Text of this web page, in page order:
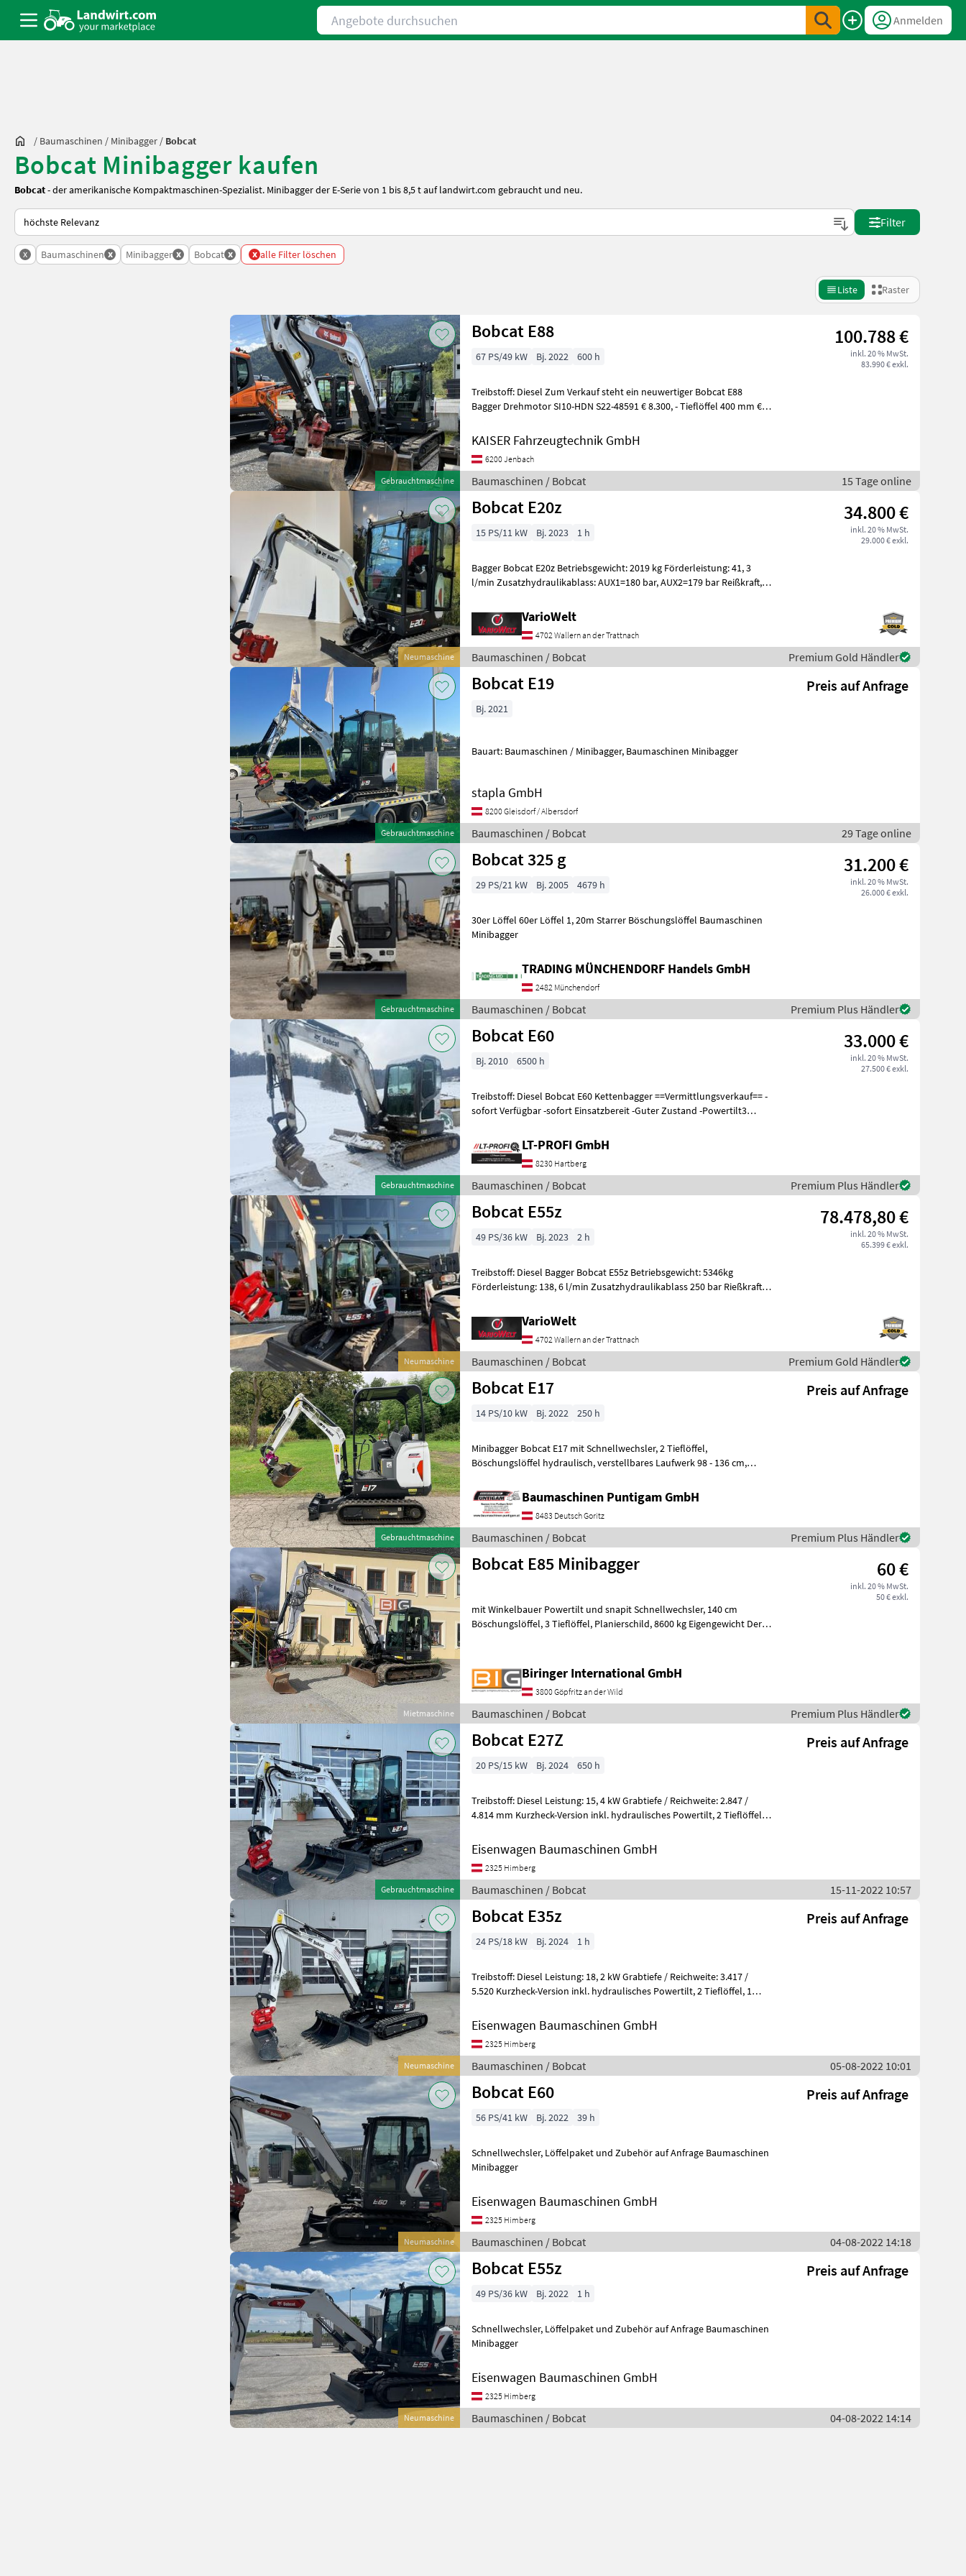
Angebote durchsuchen
Anmelden
/ Baumaschinen / Minibagger / Bobcat
Bobcat Minibagger kaufen
Bobcat- der amerikanische Kompaktmaschinen-Spezialist. Minibaggerder E-Serie von 1 bis 8,5 t auflandwirt.com gebraucht und neu.
So wird auf Landwirt.com sortiert
Filter
x Baumaschinen x Minibagger x Bobcat x x alle Filter löschen
Liste Raster
Gebrauchtmaschine
Bobcat E88 100.788 €
inkl. 20 % MwSt.
83.990 € exkl.
67 PS/49 kW Bj. 2022 600 h
Treibstoff: Diesel Zum Verkauf steht ein neuwertiger Bobcat E88
Bagger Drehmotor SI10-HDN S22-48591 € 8.300, - Tieflöffel 400 mm €
KAISER Fahrzeugtechnik GmbH
6200 Jenbach
Baumaschinen / Bobcat 15 Tage online
Neumaschine
Bobcat E20z 34.800 €
inkl. 20 % MwSt.
29.000 € exkl.
15 PS/11 kW Bj. 2023 1 h
Bagger Bobcat E20z Betriebsgewicht: 2019 kg Förderleistung: 41, 3
l/min Zusatzhydraulikablass: AUX1=180 bar, AUX2=179 bar Reißkraft,
VarioWelt
4702 Wallern an der Trattnach
Baumaschinen / Bobcat Premium Gold Händler
Gebrauchtmaschine
Bobcat E19 Preis auf Anfrage
Bj. 2021
Bauart: Baumaschinen / Minibagger, Baumaschinen Minibagger
stapla GmbH
8200 Gleisdorf / Albersdorf
Baumaschinen / Bobcat 29 Tage online
Gebrauchtmaschine
Bobcat 325 g 31.200 €
inkl. 20 % MwSt.
26.000 € exkl.
29 PS/21 kW Bj. 2005 4679 h
30er Löffel 60er Löffel 1, 20m Starrer Böschungslöffel Baumaschinen
Minibagger
TRADING MÜNCHENDORF Handels GmbH
2482 Münchendorf
Baumaschinen / Bobcat Premium Plus Händler
Gebrauchtmaschine
Bobcat E60 33.000 €
inkl. 20 % MwSt.
27.500 € exkl.
Bj. 2010 6500 h
Treibstoff: Diesel Bobcat E60 Kettenbagger ==Vermittlungsverkauf== -
sofort Verfügbar -sofort Einsatzbereit -Guter Zustand -Powertilt3
LT-PROFI GmbH
8230 Hartberg
Baumaschinen / Bobcat Premium Plus Händler
Neumaschine
Bobcat E55z 78.478,80 €
inkl. 20 % MwSt.
65.399 € exkl.
49 PS/36 kW Bj. 2023 2 h
Treibstoff: Diesel Bagger Bobcat E55z Betriebsgewicht: 5346kg
Förderleistung: 138, 6 l/min Zusatzhydraulikablass 250 bar Rießkraft,
VarioWelt
4702 Wallern an der Trattnach
Baumaschinen / Bobcat Premium Gold Händler
Gebrauchtmaschine
Bobcat E17 Preis auf Anfrage
14 PS/10 kW Bj. 2022 250 h
Minibagger Bobcat E17 mit Schnellwechsler, 2 Tieflöffel,
Böschungslöffel hydraulisch, verstellbares Laufwerk 98 - 136 cm,
Baumaschinen Puntigam GmbH
8483 Deutsch Goritz
Baumaschinen / Bobcat Premium Plus Händler
Mietmaschine
Bobcat E85 Minibagger 60 €
inkl. 20 % MwSt.
50 € exkl.
mit Winkelbauer Powertilt und snapit Schnellwechsler, 140 cm
Böschungslöffel, 3 Tieflöffel, Planierschild, 8600 kg Eigengewicht Der
Biringer International GmbH
3800 Göpfritz an der Wild
Baumaschinen / Bobcat Premium Plus Händler
Gebrauchtmaschine
Bobcat E27Z Preis auf Anfrage
20 PS/15 kW Bj. 2024 650 h
Treibstoff: Diesel Leistung: 15, 4 kW Grabtiefe / Reichweite: 2.847 /
4.814 mm Kurzheck-Version inkl. hydraulisches Powertilt, 2 Tieflöffel, 1
Eisenwagen Baumaschinen GmbH
2325 Himberg
Baumaschinen / Bobcat 15-11-2022 10:57
Neumaschine
Bobcat E35z Preis auf Anfrage
24 PS/18 kW Bj. 2024 1 h
Treibstoff: Diesel Leistung: 18, 2 kW Grabtiefe / Reichweite: 3.417 /
5.520 Kurzheck-Version inkl. hydraulisches Powertilt, 2 Tieflöffel, 1
Eisenwagen Baumaschinen GmbH
2325 Himberg
Baumaschinen / Bobcat 05-08-2022 10:01
Neumaschine
Bobcat E60 Preis auf Anfrage
56 PS/41 kW Bj. 2022 39 h
Schnellwechsler, Löffelpaket und Zubehör auf Anfrage Baumaschinen
Minibagger
Eisenwagen Baumaschinen GmbH
2325 Himberg
Baumaschinen / Bobcat 04-08-2022 14:18
Neumaschine
Bobcat E55z Preis auf Anfrage
49 PS/36 kW Bj. 2022 1 h
Schnellwechsler, Löffelpaket und Zubehör auf Anfrage Baumaschinen
Minibagger
Eisenwagen Baumaschinen GmbH
2325 Himberg
Baumaschinen / Bobcat 04-08-2022 14:14